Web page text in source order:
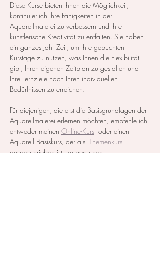
Diese Kurse bieten Ihnen die Möglichkeit,
kontinuierlich Ihre Fähigkeiten in der
Aquarellmalerei zu verbessern und Ihre
künstlerische Kreativität zu entfalten. Sie haben
ein ganzes Jahr Zeit, um Ihre gebuchten
Kurstage zu nutzen, was Ihnen die Flexibilität
gibt, Ihren eigenen Zeitplan zu gestalten und
Ihre Lernziele nach Ihren individuellen
Bedürfnissen zu erreichen.
Für diejenigen, die erst die Basisgrundlagen der
Aquarellmalerei erlernen möchten, empfehle ich
entweder meinen Online-Kurs oder einen
Aquarell Basiskurs, der als Themenkurs
ausgeschrieben ist, zu besuchen.